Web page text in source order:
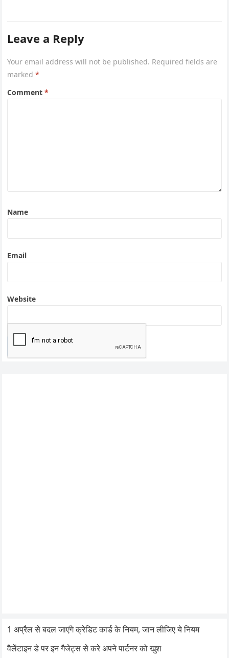
Leave a Reply
Your email address will not be published. Required fields are
marked*
Comment*
Name
Email
Website
1 अप्रैल से बदल जाएंगे क्रेडिट कार्ड के नियम, जान लीजिए ये नियम
वैलेंटाइन डे पर इन गैजेट्स से करे अपने पार्टनर को खुश